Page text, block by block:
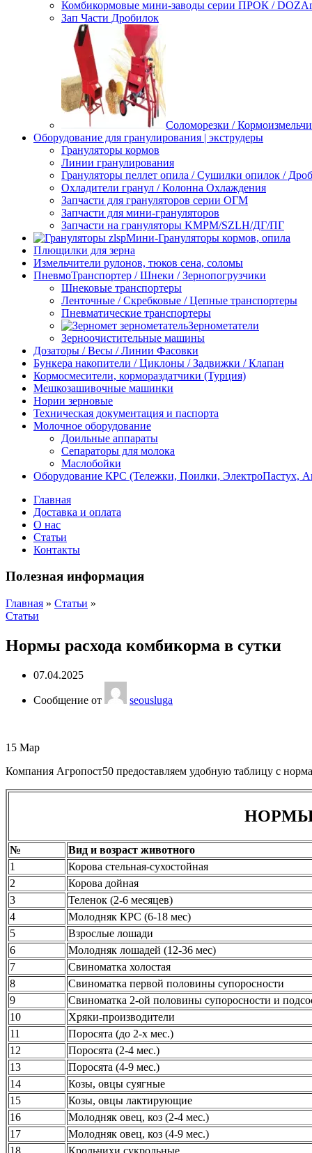
Комбикормовые мини-заводы серии ПРОК /
Зап Части Дробилок
Соломорезки /
Оборудование для гранулирования | экструдеры
Грануляторы кормов
Линии гранулирования
Грануляторы пеллет опила / Сушилки опилок /
Охладители гранул / Колонна Охлаждения
Запчасти для грануляторов серии ОГМ
Запчасти для мини-грануляторов
Запчасти на грануляторы KMPM/SZLH/ДГ/ПГ
Мини-Грануляторы кормов, опила
Плющилки для зерна
Измельчители рулонов, тюков сена, соломы
ПневмоТранспортер / Шнеки / Зернопогрузчики
Шнековые транспортеры
Ленточные / Скребковые / Цепные транспортеры
Пневматические транспортеры
Зернометатели
Зерноочистительные машины
Дозаторы / Весы / Линии Фасовки
Бункера накопители / Циклоны / Задвижки / Клапан
Кормосмесители, кормораздатчики (Турция)
Мешкозашивочные машинки
Нории зерновые
Техническая документация и паспорта
Молочное оборудование
Доильные аппараты
Сепараторы для молока
Маслобойки
Оборудование КРС (Тележки, Поилки, ЭлектроПастух,
Главная
Доставка и оплата
О нас
Статьи
Контакты
Полезная информация
Главная » Статьи »
Статьи
Нормы расхода комбикорма в сутки
07.04.2025
Сообщение от seousluga
15 Мар
Компания Агропост50 предоставляем удобную таблицу с
НОРМЫ
№ Вид и возраст животного
1
Корова стельная-сухостойная
2
Корова дойная
3
Теленок (2-6 месяцев)
4
Молодняк КРС (6-18 мес)
5
Взрослые лошади
6
Молодняк лошадей (12-36 мес)
7
Свиноматка холостая
8
Свиноматка первой половины супоросности
9
Свиноматка 2-ой половины супоросности и
10
Хряки-производители
11
Поросята (до 2-х мес.)
12
Поросята (2-4 мес.)
13
Поросята (4-9 мес.)
14
Козы, овцы суягные
15
Козы, овцы лактирующие
16
Молодняк овец, коз (2-4 мес.)
17
Молодняк овец, коз (4-9 мес.)
18
Крольчихи сукрольные